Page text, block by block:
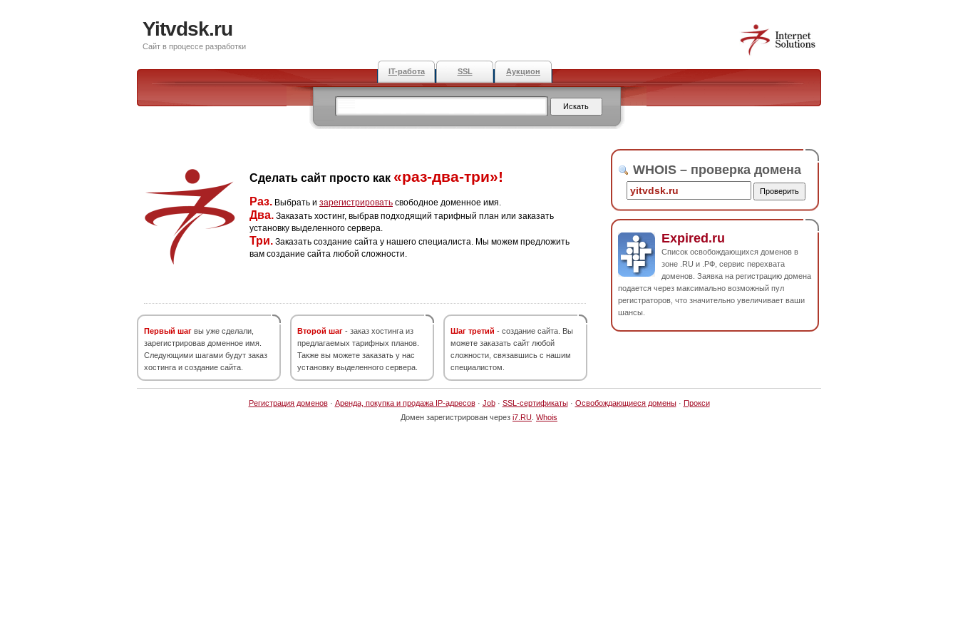
Yitvdsk.ru
Сайт в процессе разработки
IT-работа SSL Аукцион
Сделать сайт просто как «раз-два-три»!
Раз. Выбрать и зарегистрировать свободное доменное имя.
Два. Заказать хостинг, выбрав подходящий тарифный план или заказать
установку выделенного сервера.
Три. Заказать создание сайта у нашего специалиста. Мы можем предложить
вам создание сайта любой сложности.
Первый шаг вы уже сделали,
зарегистрировав доменное имя.
Следующими шагами будут заказ
хостинга и создание сайта.
Второй шаг - заказ хостинга из
предлагаемых тарифных планов.
Также вы можете заказать у нас
установку выделенного сервера.
Шаг третий - создание сайта. Вы
можете заказать сайт любой
сложности, связавшись с нашим
специалистом.
WHOIS – проверка домена
Expired.ru
Список освобождающихся доменов в
зоне .RU и .РФ, сервис перехвата
доменов. Заявка на регистрацию домена
подается через максимально возможный пул
регистраторов, что значительно увеличивает ваши
шансы.
Регистрация доменов· Аренда, покупка и продажа IP-адресов· Job· SSL-сертификаты· Освобождающиеся домены· Прокси
Домен зарегистрирован через i7.RU Whois